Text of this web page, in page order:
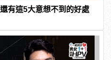
有這5大意想不到的好處